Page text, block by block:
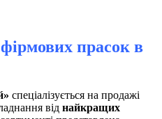
прасок в
спеціалізується на продажі
від найкращих